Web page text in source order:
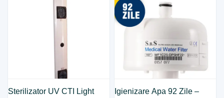
Sterilizator UV CTI Light
Igienizare Apa 92 Zile –